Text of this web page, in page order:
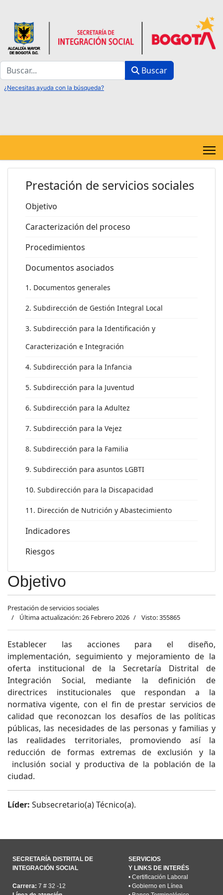
Buscar Buscar
Prestación de servicios sociales
Objetivo
Caracterización del proceso
Procedimientos
Documentos asociados
1. Documentos generales
2. Subdirección de Gestión Integral Local
3. Subdirección para la Identificación y
Caracterización e Integración
4. Subdirección para la Infancia
5. Subdirección para la Juventud
6. Subdirección para la Adultez
7. Subdirección para la Vejez
8. Subdirección para la Familia
9. Subdirección para asuntos LGBTI
10. Subdirección para la Discapacidad
11. Dirección de Nutrición y Abastecimiento
Indicadores
Riesgos
Objetivo
Prestación de servicios sociales
Última actualización: 26 Febrero 2026
Visto: 355865
Establecer las acciones para el diseño,
implementación, seguimiento y mejoramiento de la
oferta institucional de la Secretaría Distrital de
Integración Social, mediante la definición de
directrices institucionales que respondan a la
normativa vigente, con el fin de prestar servicios de
calidad que reconozcan los desafíos de las políticas
públicas, las necesidades de las personas y familias y
las realidades territoriales, promoviendo así la
reducción de formas extremas de exclusión y la
inclusión social y productiva de la población de la
ciudad.
Líder: Subsecretario(a) Técnico(a).
SECRETARÍA DISTRITAL DE
INTEGRACIÓN SOCIAL
Carrera: 7 # 32 -12
SERVICIOS
Y LINKS DE INTERÉS
• Certificación Laboral
• Gobierno en Línea